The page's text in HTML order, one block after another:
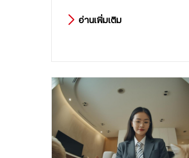
อ่านเพิ่มเติม